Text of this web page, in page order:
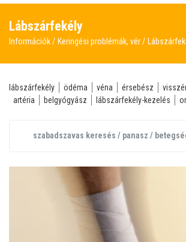
Lábszárfekély
Információk Keringési problémák, vér
lábszárfekély ödéma véna érsebész
artéria
belgyógyász lábszárfekély-kezelés